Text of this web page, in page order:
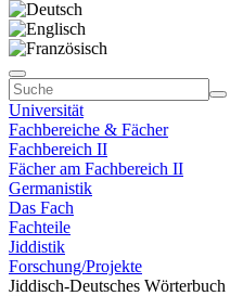
Universität
Fachbereiche & Fächer
Fachbereich II
Fächer am Fachbereich II
Germanistik
Das Fach
Fachteile
Jiddistik
Forschung/Projekte
Jiddisch-Deutsches Wörterbuch